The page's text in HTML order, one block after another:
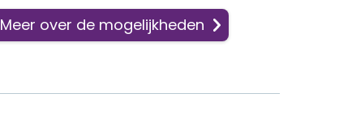
Meer over de mogelijkheden